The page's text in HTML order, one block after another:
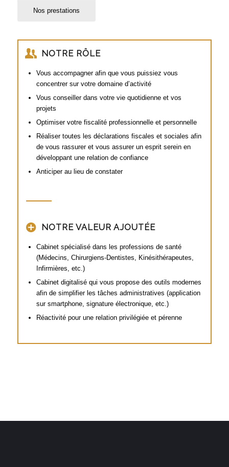
Nos prestations
NOTRE RÔLE
Vous accompagner afin que vous puissiez vous
concentrer sur votre domaine d’activité
Vous conseiller dans votre vie quotidienne et vos
projets
Optimiser votre fiscalité professionnelle et personnelle
Réaliser toutes les déclarations fiscales et sociales afin
de vous rassurer et vous assurer un esprit serein en
développant une relation de confiance
Anticiper au lieu de constater
NOTRE VALEUR AJOUTÉE
Cabinet spécialisé dans les professions de santé
(Médecins, Chirurgiens-Dentistes, Kinésithérapeutes,
Infirmières, etc.)
Cabinet digitalisé qui vous propose des outils modernes
afin de simplifier les tâches administratives (application
sur smartphone, signature électronique, etc.)
Réactivité pour une relation privilégiée et pérenne